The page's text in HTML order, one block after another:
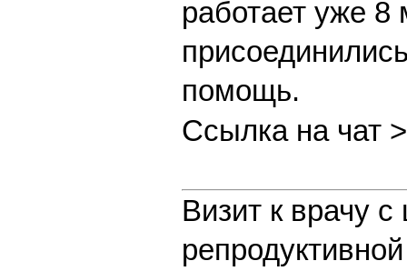
работает уже
помощь.
Ссылка на чат
Визит к врачу